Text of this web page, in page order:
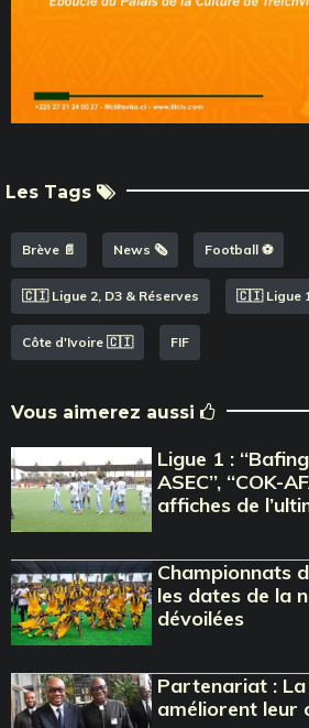
Les Tags
Brève 📄 News 🗞️ Football ⚽️
🇨🇮 Ligue 2, D3 & Réserves 🇨🇮 Ligue
Côte d'Ivoire 🇨🇮 FIF
Vous aimerez aussi
Ligue 1 :
ASEC’’, ‘‘COK-
affiches de
Championnats
les dates de la
dévoilées
Partenariat : La
améliorent leur